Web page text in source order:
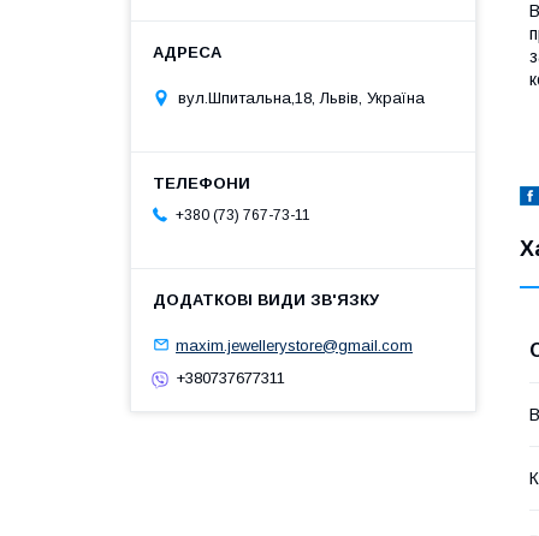
вул.Шпитальна,18, Львів, Україна
+380 (73) 767-73-11
maxim.jewellerystore@gmail.com
+380737677311